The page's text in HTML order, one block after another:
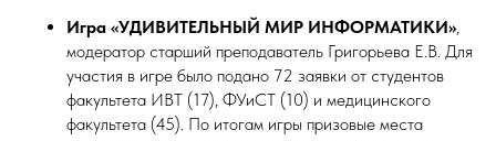
Игра «УДИВИТЕЛЬНЫЙ МИР ИНФОРМАТИКИ»,
модератор старший преподаватель Григорьева Е.В. Для
участия в игре было подано 72 заявки от студентов
факультета ИВТ (17), ФУиСТ (10) и медицинского
факультета (45). По итогам игры призовые места